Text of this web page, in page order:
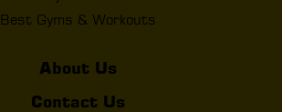
Best Gyms & Workouts
About Us
Contact Us